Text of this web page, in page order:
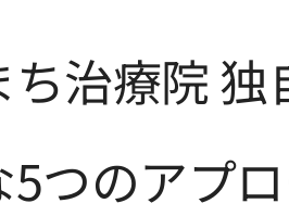
ち治療院 独
つのアプ